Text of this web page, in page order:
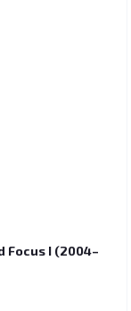
Focus I (2004–